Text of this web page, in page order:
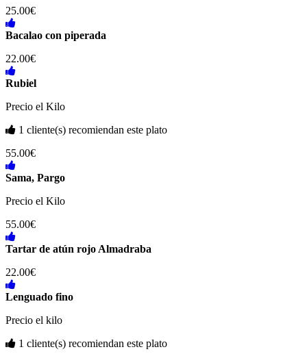
25.00€
Bacalao con piperada
22.00€
Rubiel
Precio el Kilo
1 cliente(s) recomiendan este plato
55.00€
Sama, Pargo
Precio el Kilo
55.00€
Tartar de atún rojo Almadraba
22.00€
Lenguado fino
Precio el kilo
1 cliente(s) recomiendan este plato